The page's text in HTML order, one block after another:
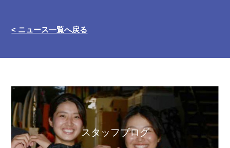
< ニュース一覧へ戻る
スタッフブログ